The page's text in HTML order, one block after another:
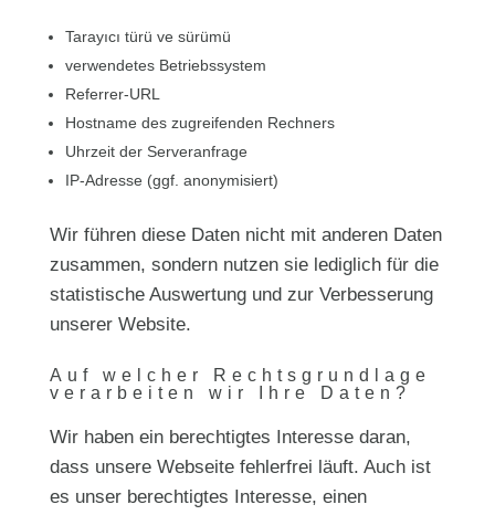
Tarayıcı türü ve sürümü
verwendetes Betriebssystem
Referrer-URL
Hostname des zugreifenden Rechners
Uhrzeit der Serveranfrage
IP-Adresse (ggf. anonymisiert)
Wir führen diese Daten nicht mit anderen Daten
zusammen, sondern nutzen sie lediglich für die
statistische Auswertung und zur Verbesserung
unserer Website.
Auf welcher Rechtsgrundlage
verarbeiten wir Ihre Daten?
Wir haben ein berechtigtes Interesse daran,
dass unsere Webseite fehlerfrei läuft. Auch ist
es unser berechtigtes Interesse, einen